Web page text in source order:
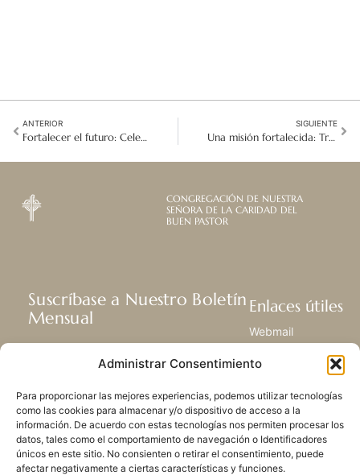
Administrar Consentimiento
Para proporcionar las mejores experiencias, podemos utilizar tecnologías
como las cookies para almacenar y/o dispositivo de acceso a la
información. De acuerdo con estas tecnologías nos permiten procesar los
datos, tales como el comportamiento de navegación o Identificadores
únicos en este sitio. No consienten o retirar el consentimiento, puede
afectar negativamente a ciertas características y funciones.
ANTERIOR
Fortalecer el futuro: Celebración del nuevo centro de formación profesional de OVN en Nepal
SIGUIENTE
Una misión fortalecida: Tres Hermanas se comprometen de por vida en Vietnam
CONGREGACIÓN DE NUESTRA
SEÑORA DE LA CARIDAD DEL
BUEN PASTOR
Suscríbase a Nuestro Boletín
Mensual
Recibir las últimas noticias acerca de
nuestra vida, la misión y ministerios de
SUSCRIBIRSE
Enlaces útiles
Webmail
Centro de Recursos
Mapa del sitio